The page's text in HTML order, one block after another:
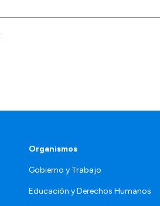
Organismos
Gobierno y Trabajo
Educación y Derechos Humanos